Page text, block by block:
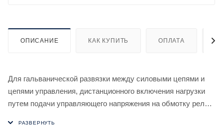
ОПИСАНИЕ КАК КУПИТЬ ОПЛАТА
Для гальванической развязки между силовыми цепями и
цепями управления, дистанционного включения нагрузки
путем подачи управляющего напряжения на обмотку реле,